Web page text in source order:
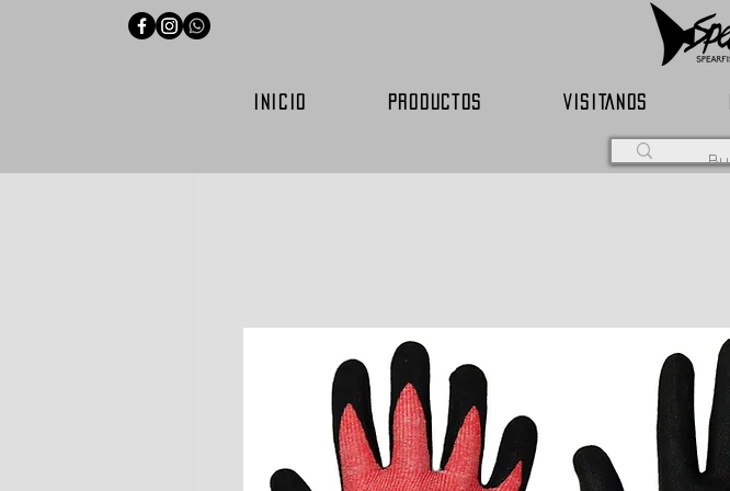
INICIO PRODUCTOS VISITANOS